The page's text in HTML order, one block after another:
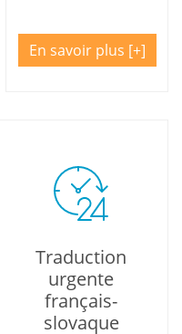
En savoir plus
Traduction
urgente
français-
slovaque